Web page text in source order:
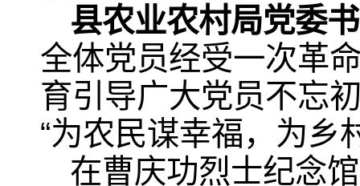
县农业农村局党委
全体党员经受一次革
育引导广大党员不忘
“为农民谋幸福，为乡
在曹庆功烈士纪念